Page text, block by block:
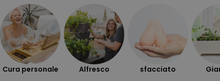
Cura personale Alfresco sfacciato